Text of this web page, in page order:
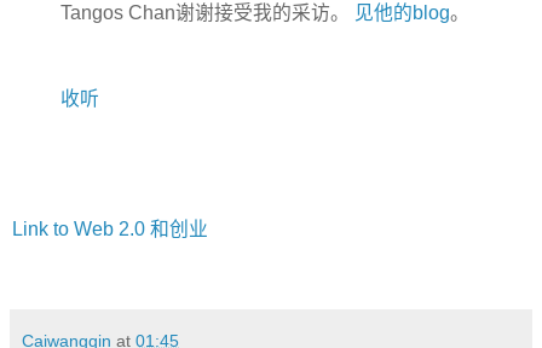
Tangos Chan谢谢接受我的采访。 见他的blog。
收听
Link to Web 2.0 和创业
Caiwangqin at 01:45